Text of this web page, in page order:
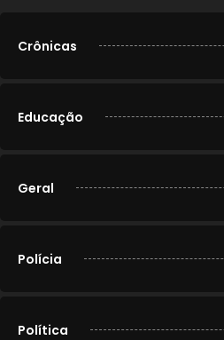
Crônicas
Educação
Geral
Polícia
Política